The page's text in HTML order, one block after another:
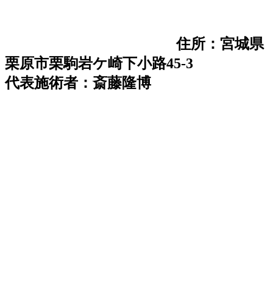
住所：宮城県
栗原市栗駒岩ケ崎下小路45-3
代表施術者：斎藤隆博